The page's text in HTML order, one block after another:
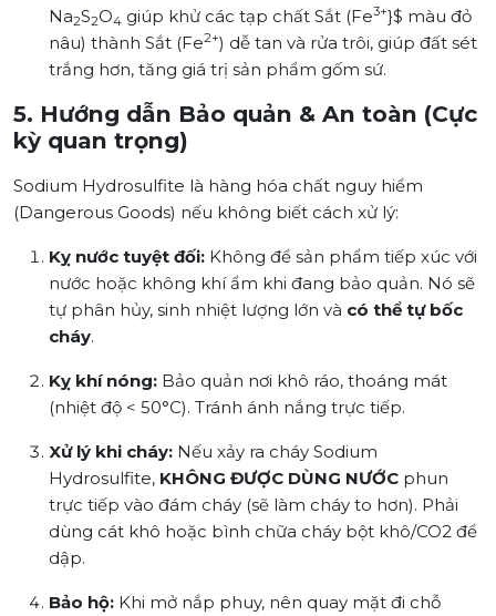
Na2S2O4 giúp khử các tạp chất Sắt (Fe3+}$ màu đỏ
nâu) thành Sắt (Fe2+) dễ tan và rửa trôi, giúp đất sét
trắng hơn, tăng giá trị sản phẩm gốm sứ.
5. Hướng dẫn Bảo quản & An toàn (Cực
kỳ quan trọng)
Sodium Hydrosulfite là hàng hóa chất nguy hiểm
(Dangerous Goods) nếu không biết cách xử lý:
Kỵ nước tuyệt đối: Không để sản phẩm tiếp xúc với
nước hoặc không khí ẩm khi đang bảo quản. Nó sẽ
tự phân hủy, sinh nhiệt lượng lớn và có thể tự bốc
cháy.
Kỵ khí nóng: Bảo quản nơi khô ráo, thoáng mát
(nhiệt độ < 50°C). Tránh ánh nắng trực tiếp.
Xử lý khi cháy: Nếu xảy ra cháy Sodium
Hydrosulfite, KHÔNG ĐƯỢC DÙNG NƯỚC phun
trực tiếp vào đám cháy (sẽ làm cháy to hơn). Phải
dùng cát khô hoặc bình chữa cháy bột khô/CO2 để
dập.
Bảo hộ: Khi mở nắp phuy, nên quay mặt đi chỗ